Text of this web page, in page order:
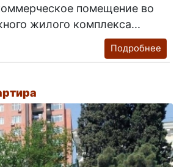
помещение во
жилого комплекса...
Подробнее